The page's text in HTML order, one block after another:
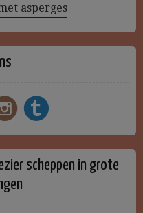
asperges
scheppen in grote